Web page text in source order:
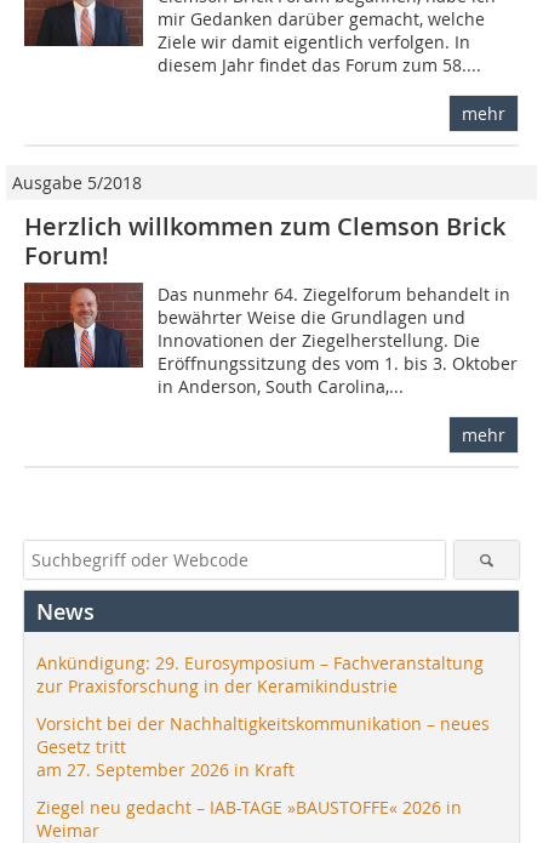
mir Gedanken darüber gemacht, welche
Ziele wir damit eigentlich verfolgen. In
diesem Jahr findet das Forum zum 58....
mehr
Ausgabe 5/2018
Herzlich willkommen zum Clemson Brick
Forum!
Das nunmehr 64. Ziegelforum behandelt in
bewährter Weise die Grundlagen und
Innovationen der Ziegelherstellung. Die
Eröffnungssitzung des vom 1. bis 3. Oktober
in Anderson, South Carolina,...
mehr
News
Ankündigung: 29. Eurosymposium – Fachveranstaltung
zur Praxisforschung in der Keramikindustrie
Vorsicht bei der Nachhaltigkeitskommunikation – neues
Gesetz tritt
am 27. September 2026 in Kraft
Ziegel neu gedacht – IAB-TAGE »BAUSTOFFE« 2026 in
Weimar